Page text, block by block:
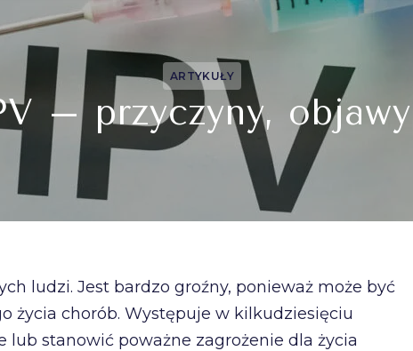
ARTYKUŁY
– przyczyny,
ludzi. Jest bardzo groźny, ponieważ może być
życia chorób. Występuje w kilkudziesięciu
stanowić poważne zagrożenie dla życia